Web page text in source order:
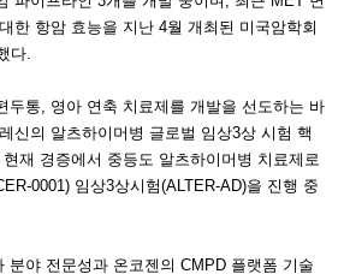
한 항암 효능을 지난 4월 개최된 미국암학회
다.
두통, 영아 연축 치료제를 개발을 선도하는 바
신의 알츠하이머병 글로벌 임상3상 시험 핵
재 경증에서 중등도 알츠하이머병 치료제로
0001) 임상3상시험(ALTER-AD)을 진행 중
분야 전문성과 온코젠의 CMPD 플랫폼 기술